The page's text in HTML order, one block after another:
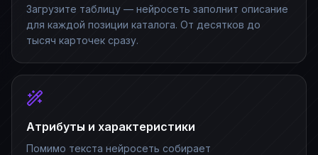
Загрузите таблицу — нейросеть заполнит описание
для каждой позиции каталога. От десятков до
тысяч карточек сразу.
Атрибуты и характеристики
Помимо текста нейросеть собирает